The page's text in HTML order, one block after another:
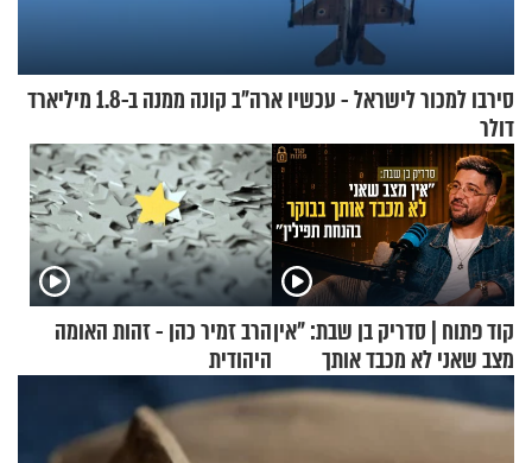
סירבו למכור לישראל - עכשיו ארה"ב קונה ממנה ב-1.8 מיליארד
דולר
קוד פתוח | סדריק בן שבת: "אין
מצב שאני לא מכבד אותך
בבוקר בהנחת תפילין"
הרב זמיר כהן - זהות האומה
היהודית